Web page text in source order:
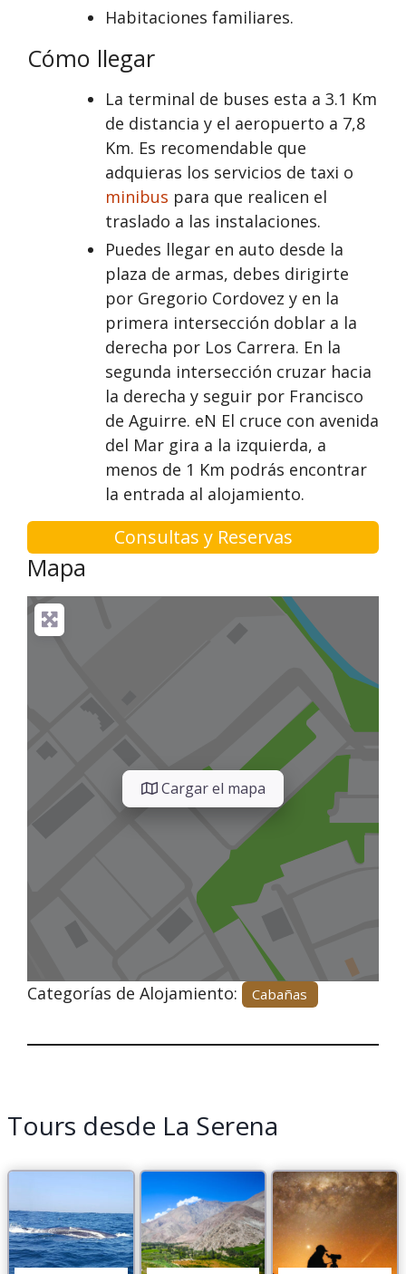
Habitaciones familiares.
Cómo llegar
La terminal de buses esta a 3.1 Km
de distancia y el aeropuerto a 7,8
Km. Es recomendable que
adquieras los servicios de taxi o
minibus para que realicen el
traslado a las instalaciones.
Puedes llegar en auto desde la
plaza de armas, debes dirigirte
por Gregorio Cordovez y en la
primera intersección doblar a la
derecha por Los Carrera. En la
segunda intersección cruzar hacia
la derecha y seguir por Francisco
de Aguirre. eN El cruce con avenida
del Mar gira a la izquierda, a
menos de 1 Km podrás encontrar
la entrada al alojamiento.
Consultas y Reservas
Mapa
Cargar el mapa
Categorías de Alojamiento: Cabañas
Tours desde La Serena